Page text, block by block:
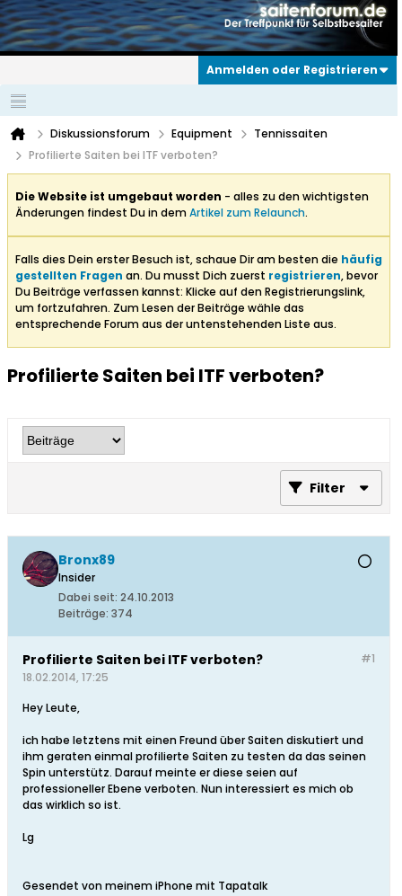
Anmelden oder Registrieren
Diskussionsforum Equipment
Tennissaiten
Profilierte Saiten bei ITF verboten?
Die Website ist umgebaut worden - alles zu den wichtigsten
Änderungen findest Du in demArtikel zum Relaunch.
Falls dies Dein erster Besuch ist, schaue Dir am besten die häufig
gestellten Fragen an. Du musst Dich zuerst registrieren, bevor
Du Beiträge verfassen kannst: Klicke auf den Registrierungslink,
um fortzufahren. Zum Lesen der Beiträge wähle das
entsprechende Forum aus der untenstehenden Liste aus.
Profilierte Saiten bei ITF verboten?
Filter
Bronx89
Insider
Dabei seit: 24.10.2013
Beiträge: 374
#1
Profilierte Saiten bei ITF verboten?
18.02.2014, 17:25
Hey Leute,
ich habe letztens mit einen Freund über Saiten diskutiert und
ihm geraten einmal profilierte Saiten zu testen da das seinen
Spin unterstütz. Darauf meinte er diese seien auf
professioneller Ebene verboten. Nun interessiert es mich ob
das wirklich so ist.
Lg
Gesendet von meinem iPhone mit Tapatalk